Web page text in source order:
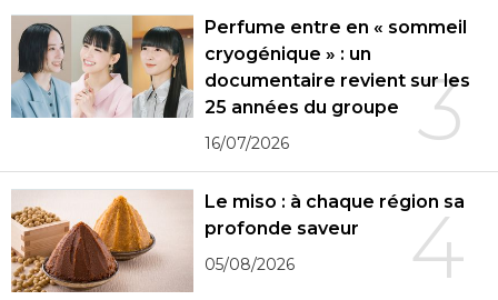
3
Perfume entre en « sommeil
cryogénique » : un
documentaire revient sur les
25 années du groupe
16/07/2026
4
Le miso : à chaque région sa
profonde saveur
05/08/2026